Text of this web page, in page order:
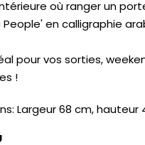
où ranger un
People' en calligraphie
pour vos sorties,
!
Largeur 68 cm,